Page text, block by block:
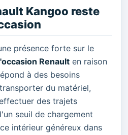
Kangoo reste
présence forte sur le
Renault en raison
à des besoins
du matériel,
des trajets
seuil de chargement
intérieur généreux dans